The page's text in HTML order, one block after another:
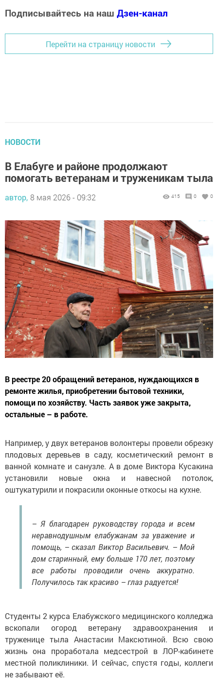
Подписывайтесь на наш Дзен-канал
Перейти на страницу новости
НОВОСТИ
В Елабуге и районе продолжают
помогать ветеранам и труженикам тыла
автор, 8 мая 2026 - 09:32 415 0 0
В реестре 20 обращений ветеранов, нуждающихся в
ремонте жилья, приобретении бытовой техники,
помощи по хозяйству. Часть заявок уже закрыта,
остальные – в работе.
Например, у двух ветеранов волонтеры провели обрезку
плодовых деревьев в саду, косметический ремонт в
ванной комнате и санузле. А в доме Виктора Кусакина
установили новые окна и навесной потолок,
оштукатурили и покрасили оконные откосы на кухне.
– Я благодарен руководству города и всем
неравнодушным елабужанам за уважение и
помощь, – сказал Виктор Васильевич. – Мой
дом старинный, ему больше 170 лет, поэтому
все работы проводили очень аккуратно.
Получилось так красиво – глаз радуется!
Студенты 2 курса Елабужского медицинского колледжа
вскопали огород ветерану здравоохранения и
труженице тыла Анастасии Максютиной. Всю свою
жизнь она проработала медсестрой в ЛОР-кабинете
местной поликлиники. И сейчас, спустя годы, коллеги
не забывают её.